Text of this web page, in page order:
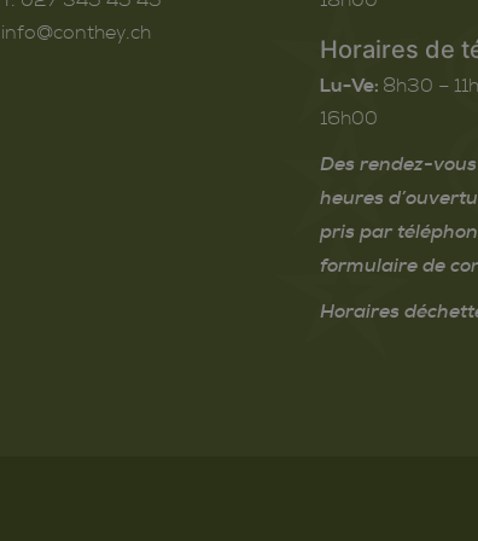
info@conthey.ch
Horaires de
Lu-Ve: 8h30 –
16h00
Des rendez-
heures
pris par
formulaire de
Horaires